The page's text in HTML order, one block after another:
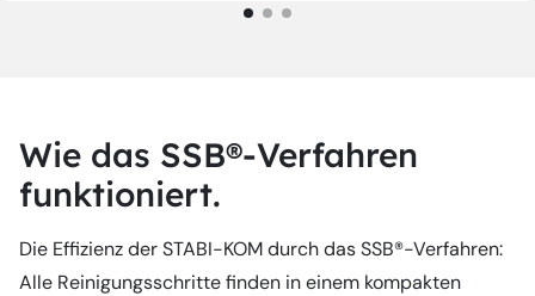
Wie das SSB®-Verfahren
funktioniert.
Die Effizienz der STABI-KOM durch das SSB®-Verfahren:
Alle Reinigungsschritte finden in einem kompakten